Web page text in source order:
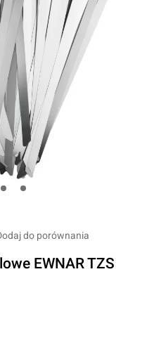
do porównania
EWNAR TZS